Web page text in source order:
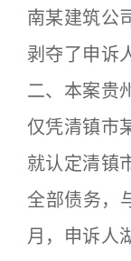
南某建筑公
剥夺了申诉
二、本案贵
仅凭清镇市
就认定清镇
全部债务，
月，申诉人